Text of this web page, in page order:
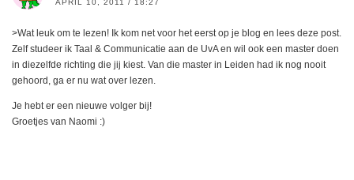
APRIL 10, 2011 / 18:27
>Wat leuk om te lezen! Ik kom net voor het eerst op je blog en lees deze post.
Zelf studeer ik Taal & Communicatie aan de UvA en wil ook een master doen
in diezelfde richting die jij kiest. Van die master in Leiden had ik nog nooit
gehoord, ga er nu wat over lezen.
Je hebt er een nieuwe volger bij!
Groetjes van Naomi :)